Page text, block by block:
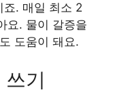
죠. 매일 최소 2
요. 물이 갈증을
도움이 돼요.
기